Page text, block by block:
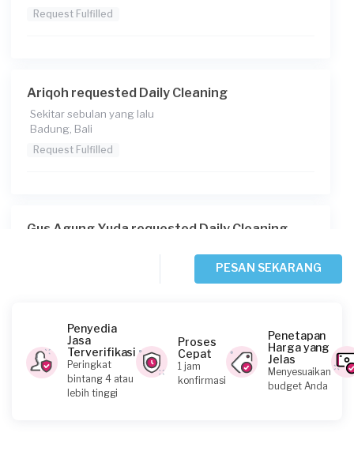
Request Fulfilled
Ariqoh requested Daily Cleaning
Sekitar sebulan yang lalu
Badung, Bali
Request Fulfilled
Gus Agung Yuda requested Daily Cleaning
Chika Octavia requested Daily Cleaning
2 bulan yang lalu
Badung, Bali
PESAN SEKARANG
Penyedia
Jasa
Terverifikasi
Peringkat
bintang 4 atau
lebih tinggi
Proses
Cepat
1 jam
konfirmasi
Penetapan
Harga yang
Jelas
Menyesuaikan
budget Anda